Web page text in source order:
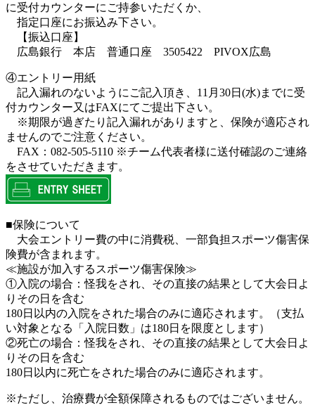
に受付カウンターにご持参いただくか、
指定口座にお振込み下さい。
【振込口座】
広島銀行 本店 普通口座 3505422 PIVOX広島
④エントリー用紙
記入漏れのないようにご記入頂き、11月30日(水)までに受
付カウンター又はFAXにてご提出下さい。
※期限が過ぎたり記入漏れがありますと、保険が適応され
ませんのでご注意ください。
FAX：082-505-5110 ※チーム代表者様に送付確認のご連絡
をさせていただきます。
■保険について
大会エントリー費の中に消費税、一部負担スポーツ傷害保
険費が含まれます。
≪施設が加入するスポーツ傷害保険≫
①入院の場合：怪我をされ、その直接の結果として大会日よ
りその日を含む
180日以内の入院をされた場合のみに適応されます。（支払
い対象となる「入院日数」は180日を限度とします）
②死亡の場合：怪我をされ、その直接の結果として大会日よ
りその日を含む
180日以内に死亡をされた場合のみに適応されます。
※ただし、治療費が全額保障されるものではございません。